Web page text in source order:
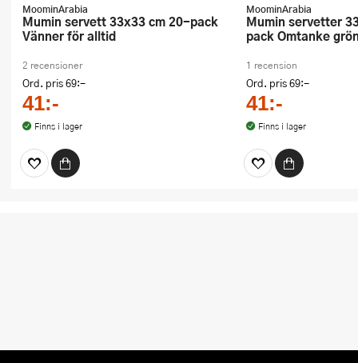
MoominArabia
Mumin servett 33x33 cm 20-pack
Vänner för alltid
2 recensioner
Ord. pris69:-
41:-
Finns i lager
MoominArabia
Mumin servetter 33x33 cm 20-
pack Omtanke
1 recension
Ord. pris69:-
41:-
Finns i lager